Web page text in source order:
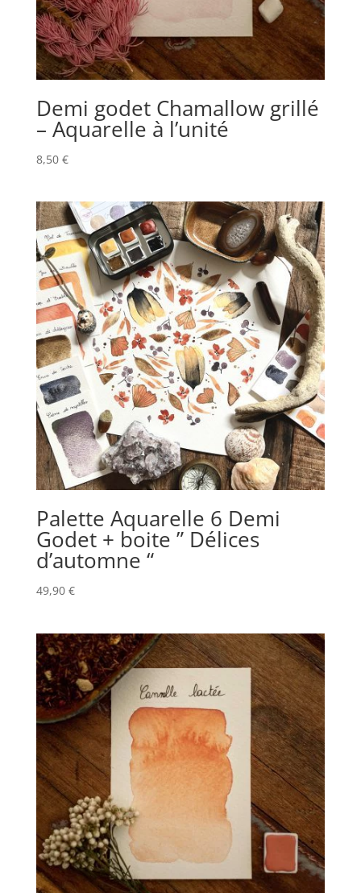
Demi godet Chamallow grillé
– Aquarelle à l’unité
8,50 €
Palette Aquarelle 6 Demi
Godet + boite ” Délices
d’automne “
49,90 €